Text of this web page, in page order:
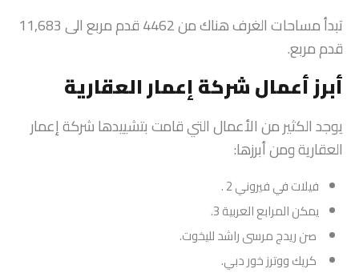
تبدأ مساحات الغرف هناك من 4462 قدم مربع الى 11,683
قدم مربع.
أبرز أعمال شركة إعمار العقارية
يوجد الكثير من الأعمال التي قامت بتشييدها شركة إعمار
العقارية ومن أبرزها:
فيلات في فيروني 2 .
يمكن المرابع العربية 3.
صن ريدج مرسى راشد لليخوت.
كريك ووترز خور دبي.